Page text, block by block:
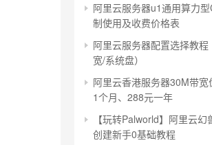
阿里云服务器u1通用算力
制使用及收费价格表
阿里云服务器配置选择教
宽/系统盘）
阿里云香港服务器30M带
1个月、288元一年
【玩转Palworld】阿里云
创建新手0基础教程